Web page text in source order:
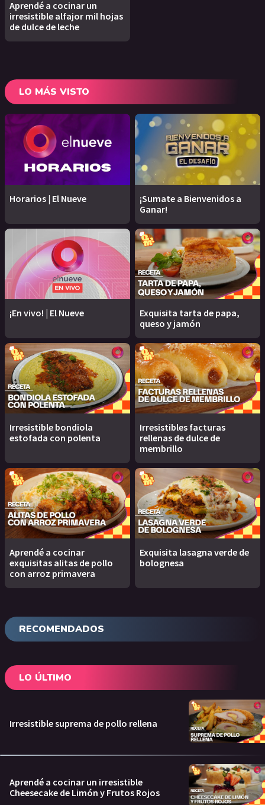
Aprendé a cocinar un
irresistible alfajor mil hojas
de dulce de leche
LO MÁS VISTO
Horarios | El Nueve
¡Sumate a Bienvenidos a
Ganar!
¡En vivo! | El Nueve
Exquisita tarta de papa,
queso y jamón
Irresistible bondiola
estofada con polenta
Irresistibles facturas
rellenas de dulce de
membrillo
Aprendé a cocinar
exquisitas alitas de pollo
con arroz primavera
Exquisita lasagna verde de
bolognesa
RECOMENDADOS
LO ÚLTIMO
Irresistible suprema de pollo rellena
Aprendé a cocinar un irresistible
Cheesecake de Limón y Frutos Rojos